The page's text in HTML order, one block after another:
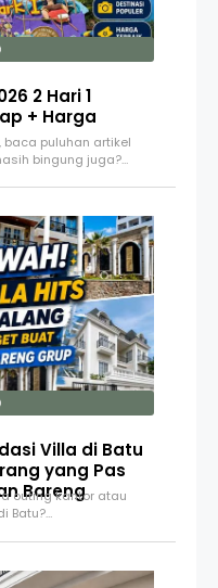
2 Hari 1
+ Harga
puluhan artikel
bingung juga?…
Villa di Batu
yang Pas
Bareng
outing kantor atau
Batu?…